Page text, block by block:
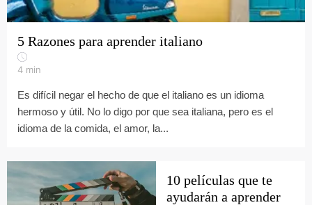
5 Razones para aprender italiano
4 min
Es difícil negar el hecho de que el italiano es un idioma
hermoso y útil. No lo digo por que sea italiana, pero es el
idioma de la comida, el amor, la...
10 películas que te
ayudarán a aprender